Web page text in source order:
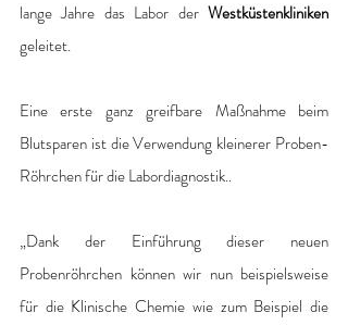
lange Jahre das Labor der Westküstenkliniken
geleitet.
Eine erste ganz greifbare Maßnahme beim
Blutsparen ist die Verwendung kleinerer Proben-
Röhrchen für die Labordiagnostik..
„Dank der Einführung dieser neuen
Probenröhrchen können wir nun beispielsweise
für die Klinische Chemie wie zum Beispiel die